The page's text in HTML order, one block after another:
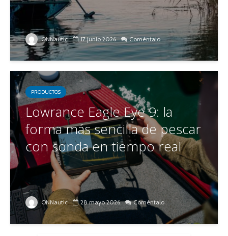
ONNautic 17 junio 2026 Coméntalo
PRODUCTOS
Lowrance Eagle Eye 9: la
forma más sencilla de pescar
con sonda en tiempo real
ONNautic 28 mayo 2026 Coméntalo